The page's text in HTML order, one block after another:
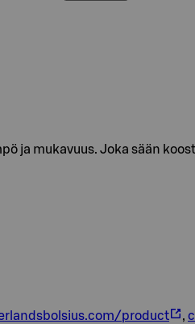
ja mukavuus. Joka sään
product ,